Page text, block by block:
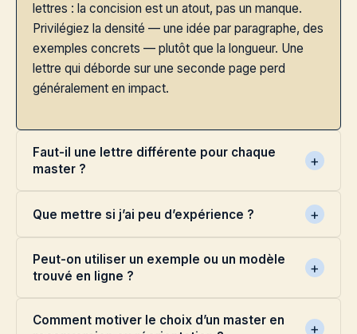
lettres : la concision est un atout, pas un manque.
Privilégiez la densité — une idée par paragraphe, des
exemples concrets — plutôt que la longueur. Une
lettre qui déborde sur une seconde page perd
généralement en impact.
Faut-il une lettre différente pour chaque
master ?
Que mettre si j’ai peu d’expérience ?
Peut-on utiliser un exemple ou un modèle
trouvé en ligne ?
Comment motiver le choix d’un master en